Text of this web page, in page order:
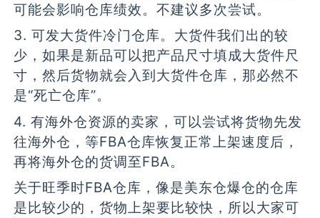
可能会影响仓库绩效。不建议多次尝试。
3. 可发大货件冷门仓库。大货件我们出的较
少，如果是新品可以把产品尺寸填成大货件尺
寸，然后货物就会入到大货件仓库，那必然不
是“死亡仓库”。
4. 有海外仓资源的卖家，可以尝试将货物先发
往海外仓，等FBA仓库恢复正常上架速度后，
再将海外仓的货调至FBA。
关于旺季时FBA仓库，像是美东仓爆仓的仓库
是比较少的，货物上架要比较快，所以大家可